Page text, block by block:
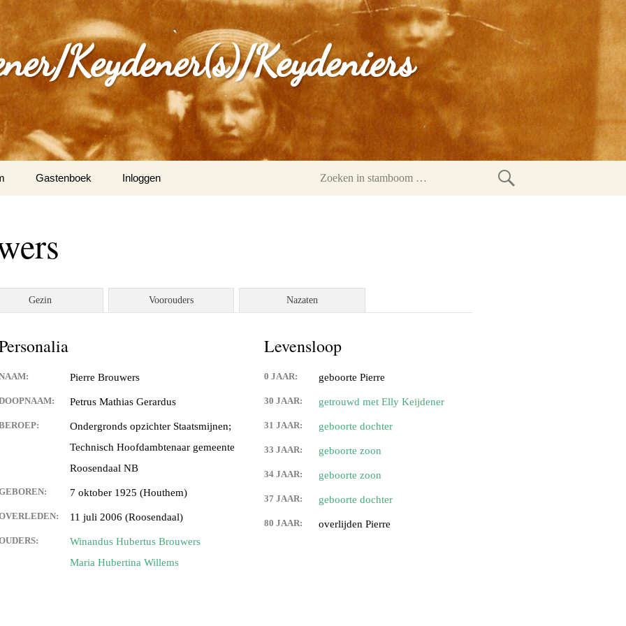
Keydener(s)/Keydeniers
en Tina Vleugels
(Wittem)
en Louisa Sintzen
en Anneke Spaaij
Keijdener en Trine Van
Keijdener en Tineke
en Hermien
Keijdener en Tina van
Gastenboek
Inloggen
Zoeken
Gezin Voorouders Nazaten
Pierre Brouwers
Petrus Mathias Gerardus
Ondergronds opzichter Staatsmijnen;
Technisch Hoofdambtenaar gemeente
Roosendaal NB
7 oktober 1925 (Houthem)
11 juli 2006 (Roosendaal)
Winandus Hubertus Brouwers
Maria Hubertina Willems
Levensloop
0 JAAR: geboorte Pierre
30 JAAR: getrouwd met Elly Keijdener
31 JAAR: geboorte dochter
33 JAAR: geboorte zoon
34 JAAR: geboorte zoon
37 JAAR: geboorte dochter
80 JAAR: overlijden Pierre